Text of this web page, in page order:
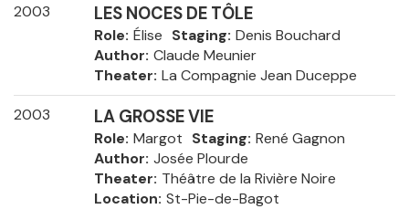
2003 LES NOCES DE TÔLE
Role Élise Staging Denis Bouchard
Author Claude Meunier
Theater La Compagnie Jean Duceppe
2003 LA GROSSE VIE
Role Margot Staging René Gagnon
Author Josée Plourde
Theater Théâtre de la Rivière Noire
Location St-Pie-de-Bagot